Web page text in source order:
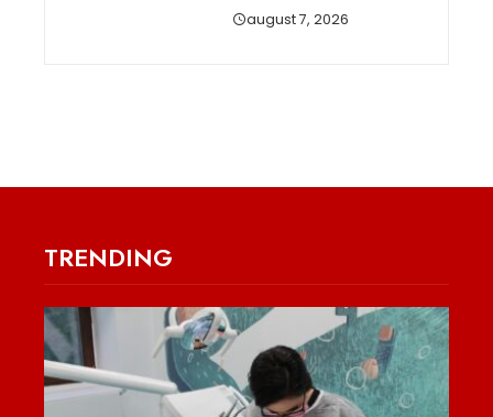
august 7, 2026
TRENDING